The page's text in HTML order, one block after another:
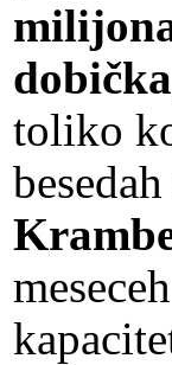
dobička
toliko